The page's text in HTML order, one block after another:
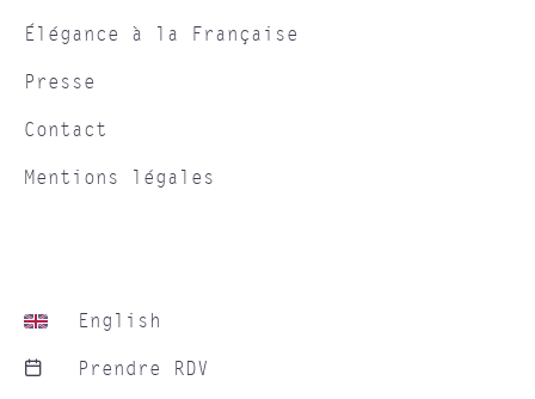
Élégance à la Française
Presse
Contact
Mentions légales
English
Prendre RDV